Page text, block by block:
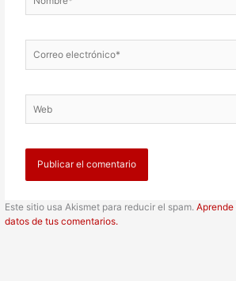
electrónico*
Este sitio usa Akismet para reducir el spam.
datos de tus comentarios.